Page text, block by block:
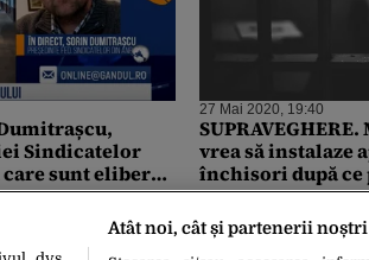
Sindicatelor
sunt eliberați
și Marius
problemă!
schimbat –
27 Mai 2020, 19:40
vrea să instalaze
închisori după ce
telefoane au fost
penitenciare
Atât noi, cât și partenerii